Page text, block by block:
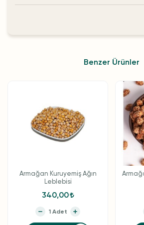
Benzer Ürünler
Armağan Kuruyemiş Ağın
Leblebisi
340,00